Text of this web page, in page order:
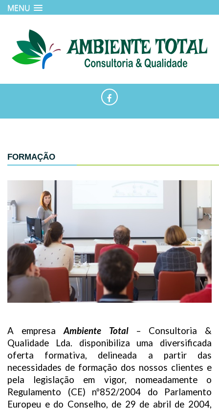
MENU
FORMAÇÃO
A empresa Ambiente Total – Consultoria &
Qualidade Lda. disponibiliza uma diversificada
oferta formativa, delineada a partir das
necessidades de formação dos nossos clientes e
pela legislação em vigor, nomeadamente o
Regulamento (CE) nº852/2004 do Parlamento
Europeu e do Conselho, de 29 de abril de 2004,